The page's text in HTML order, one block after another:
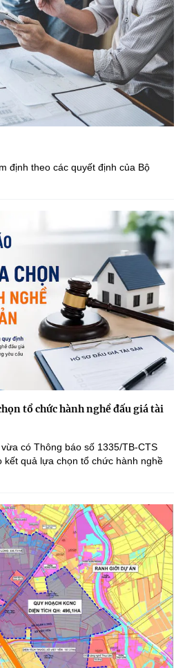
định theo các quyết định của Bộ
tổ chức hành nghề đấu giá tài
có Thông báo số 1335/TB-CTS
kết quả lựa chọn tổ chức hành nghề